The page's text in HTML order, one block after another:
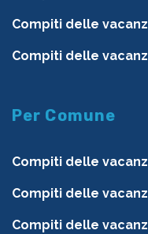
Compiti delle
Compiti delle
Per Comune
Compiti delle
Compiti delle
Compiti delle